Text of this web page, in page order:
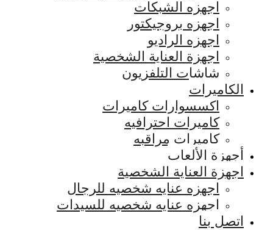
اجهزه الشبكات
اجهزه بروجيكتور
اجهزه الراديو
اجهزة العناية الشخصية
شاشات التلفزيون
الكاميرات
اكسسوارات كاميرات
كاميرات احترافيه
كاميرات مراقبه
أجهزة الألعاب
اجهزة العناية الشخصية
اجهزه عنايه شخصيه للرجال
اجهزه عنايه شخصيه للسيدات
اتصل بنا